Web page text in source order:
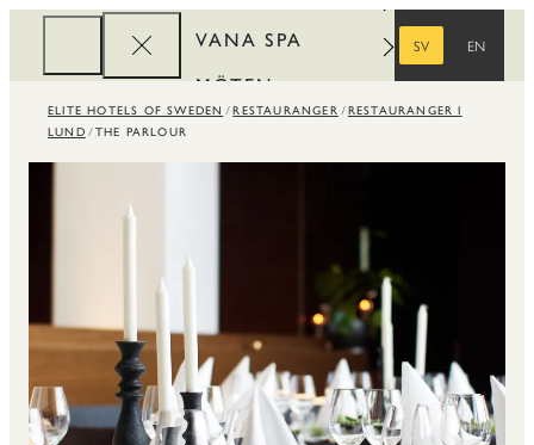
VANA SPA
MÖTEN
SV
EN
ELITE HOTELS OF SWEDEN RESTAURANGER
RESTAURANGER I
LUND
THE PARLOUR